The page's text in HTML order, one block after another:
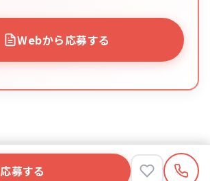
Webから応募する
応募する
応募する